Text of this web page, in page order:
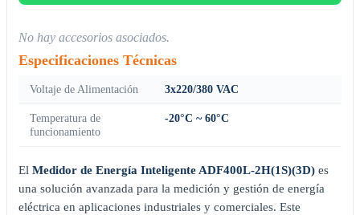
No hay accesorios asociados.
Especificaciones Técnicas
Voltaje de Alimentación 3x220/380 VAC
Temperatura de
funcionamiento
-20°C ~ 60°C
El Medidor de Energía Inteligente ADF400L-2H(1S)(3D) es
una solución avanzada para la medición y gestión de energía
eléctrica en aplicaciones industriales y comerciales. Este